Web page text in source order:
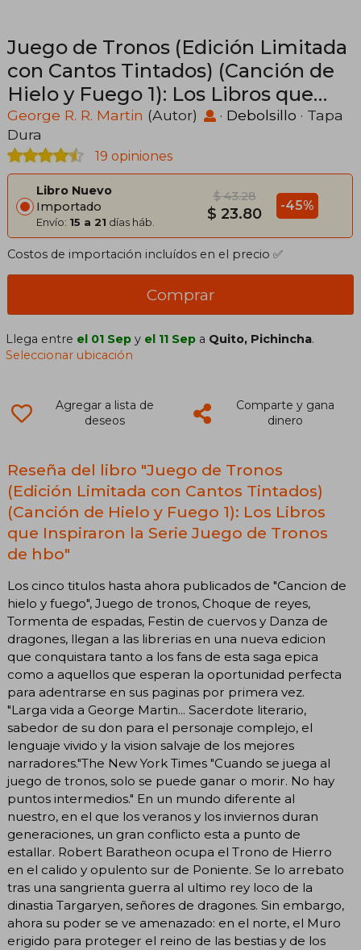
Juego de Tronos (Edición Limitada
con Cantos Tintados) (Canción de
Hielo y Fuego 1): Los Libros que
Inspiraron la Serie Juego de Tronos
de hbo
George R. R. Martin (Autor) · Debolsillo · Tapa
Dura
19 opiniones
Libro Nuevo
Importado
Envío: 15 a 21 días háb.
$ 43.28
$ 23.80 -45%
Costos de importación incluídos en el precio ✅
Comprar
Llega entre el 01 Sep y el 11 Sep a Quito, Pichincha.
Seleccionar ubicación
Agregar a lista de
deseos
Comparte y gana
dinero
Reseña del libro "Juego de Tronos
(Edición Limitada con Cantos Tintados)
(Canción de Hielo y Fuego 1): Los Libros
que Inspiraron la Serie Juego de Tronos
de hbo"
Los cinco titulos hasta ahora publicados de "Cancion de
hielo y fuego", Juego de tronos, Choque de reyes,
Tormenta de espadas, Festin de cuervos y Danza de
dragones, llegan a las librerias en una nueva edicion
que conquistara tanto a los fans de esta saga epica
como a aquellos que esperan la oportunidad perfecta
para adentrarse en sus paginas por primera vez.
"Larga vida a George Martin... Sacerdote literario,
sabedor de su don para el personaje complejo, el
lenguaje vivido y la vision salvaje de los mejores
narradores."The New York Times "Cuando se juega al
juego de tronos, solo se puede ganar o morir. No hay
puntos intermedios." En un mundo diferente al
nuestro, en el que los veranos y los inviernos duran
generaciones, un gran conflicto esta a punto de
estallar. Robert Baratheon ocupa el Trono de Hierro
en el calido y opulento sur de Poniente. Se lo arrebato
tras una sangrienta guerra al ultimo rey loco de la
dinastia Targaryen, señores de dragones. Sin embargo,
ahora su poder se ve amenazado: en el norte, el Muro
erigido para proteger el reino de las bestias y de los